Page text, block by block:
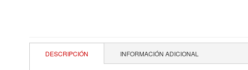
DESCRIPCIÓN INFORMACIÓN ADICIONAL